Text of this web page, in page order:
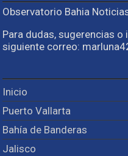
Observatorio Bahia
Para dudas, sugerencias
siguiente correo:
Inicio
Puerto Vallarta
Bahía de Banderas
Jalisco